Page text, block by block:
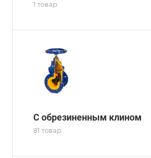
1 товар
С обрезиненным клином
81 товар